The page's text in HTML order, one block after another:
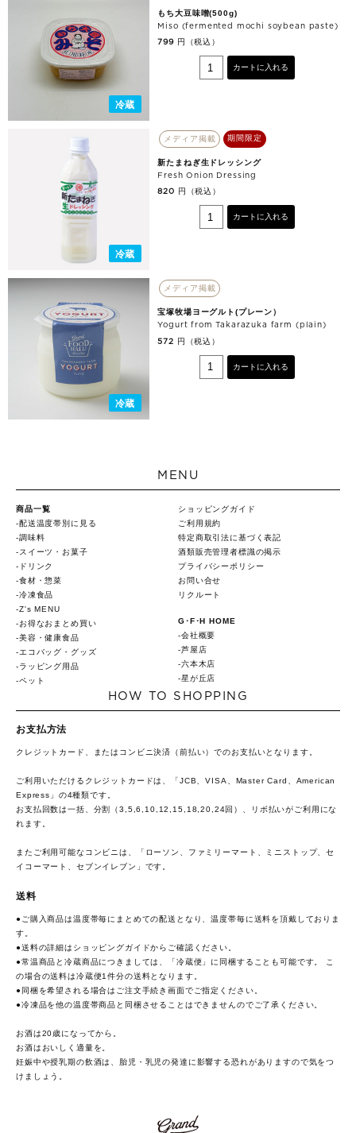
冷蔵
もち大豆味噌(500g)
Miso (fermented mochi soybean paste)
799 円（税込）
カートに入れる
冷蔵
メディア掲載 期間限定
新たまねぎ生ドレッシング
Fresh Onion Dressing
820 円（税込）
カートに入れる
冷蔵
メディア掲載
宝塚牧場ヨーグルト(プレーン）
Yogurt from Takarazuka farm (plain)
572 円（税込）
カートに入れる
MENU
商品一覧
配送温度帯別に見る
調味料
スイーツ・お菓子
ドリンク
食材・惣菜
冷凍食品
Z's MENU
お得なおまとめ買い
美容・健康食品
エコバッグ・グッズ
ラッピング用品
ペット
ショッピングガイド
ご利用規約
特定商取引法に基づく表記
酒類販売管理者標識の掲示
プライバシーポリシー
お問い合せ
リクルート
G･F･H HOME
会社概要
芦屋店
六本木店
星が丘店
HOW TO SHOPPING
お支払方法
クレジットカード、またはコンビニ決済（前払い）でのお支払いとなります。
ご利用いただけるクレジットカードは、「JCB、VISA、Master Card、American
Express」の4種類です。
お支払回数は一括、分割（3,5,6,10,12,15,18,20,24回）、リボ払いがご利用にな
れます。
またご利用可能なコンビニは、「ローソン、ファミリーマート、ミニストップ、セ
イコーマート、セブンイレブン」です。
送料
●ご購入商品は温度帯毎にまとめての配送となり、温度帯毎に送料を頂戴しておりま
す。
●送料の詳細は ショッピングガイドからご確認ください。
●常温商品と冷蔵商品につきましては、「冷蔵便」に同梱することも可能です。 こ
の場合の送料は冷蔵便1件分の送料となります。
●同梱を希望される場合はご注文手続き画面でご指定ください。
●冷凍品を他の温度帯商品と同梱させることはできませんのでご了承ください。
お酒は20歳になってから。
お酒はおいしく適量を。
妊娠中や授乳期の飲酒は、胎児・乳児の発達に影響する恐れがありますので気をつ
けましょう。